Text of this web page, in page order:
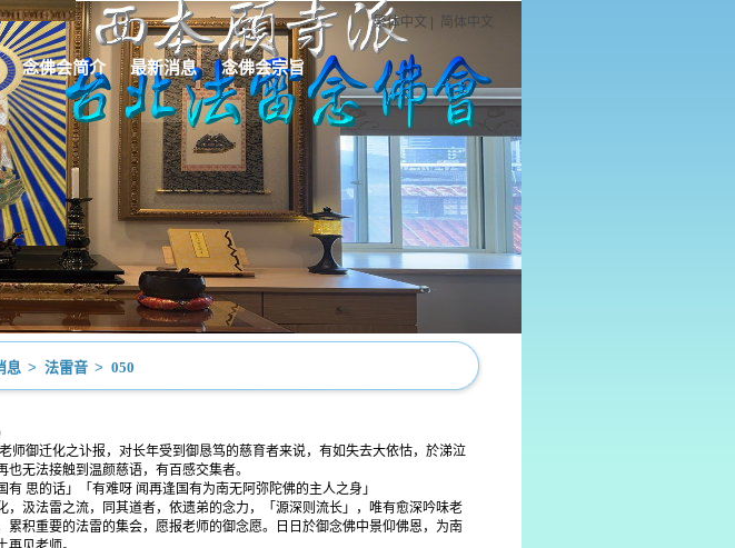
繁体中文 简体中文
念佛会简介 最新消息 念佛会宗旨
息 > 法雷音 > 050
师御迁化之讣报，对长年受到御恳笃的慈育者来说，有如失去大依怙，於涕泣
无法接触到温颜慈语，有百感交集者。
有 思的话」「有难呀 闻再逢国有为南无阿弥陀佛的主人之身」
，汲法雷之流，同其道者，依遗弟的念力，「源深则流长」，唯有愈深吟味老
累积重要的法雷的集会，愿报老师的御念愿。日日於御念佛中景仰佛恩，为南